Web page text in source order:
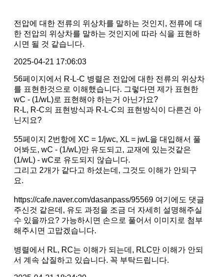
전압에 대한 전류의 위상차를 말하는 것인지, 전류에 대
한 전압의 위상차를 말하는 것인지에 따라 식을 표현하
시면 될 것 같습니다.
2025-04-21 17:06:03
56페이지에서 R-L-C 병렬은 전압에 대한 전류의 위상차
를 표현한것으로 이해했습니다. 그렇다면 제가 표현한
wC - (1/wL)로 표현해야 하는거 아닌가요?
R-L, R-C의 표현방식과 R-L-C의 표현방식이 다른건 아
닌지요?
55페이지 2번항에 XC = 1/jwc, XL = jwL을 대입해서 풀
어봐도, wC - (1/wL)만 유도되고, 교재에 있는것같은
(1/wL) - wC로 유도되지 않습니다.
그리고 2개가 같다고 하셨는데, 그것도 이해가 안되구
요.
https://cafe.naver.com/dasanpass/95569 여기에도 댓글
주신것 같은데, 유도 과정을 조금 더 자세히 설명해주실
수 있을까요? 가능하시면 손으로 풀어서 이미지로 첨부
해주시면 고맙겠습니다.
병렬에서 RL, RC는 이해가 되는데, RLC만 이해가 안되
서 계속 삽질하고 있습니다. 꼭 부탁드립니다.